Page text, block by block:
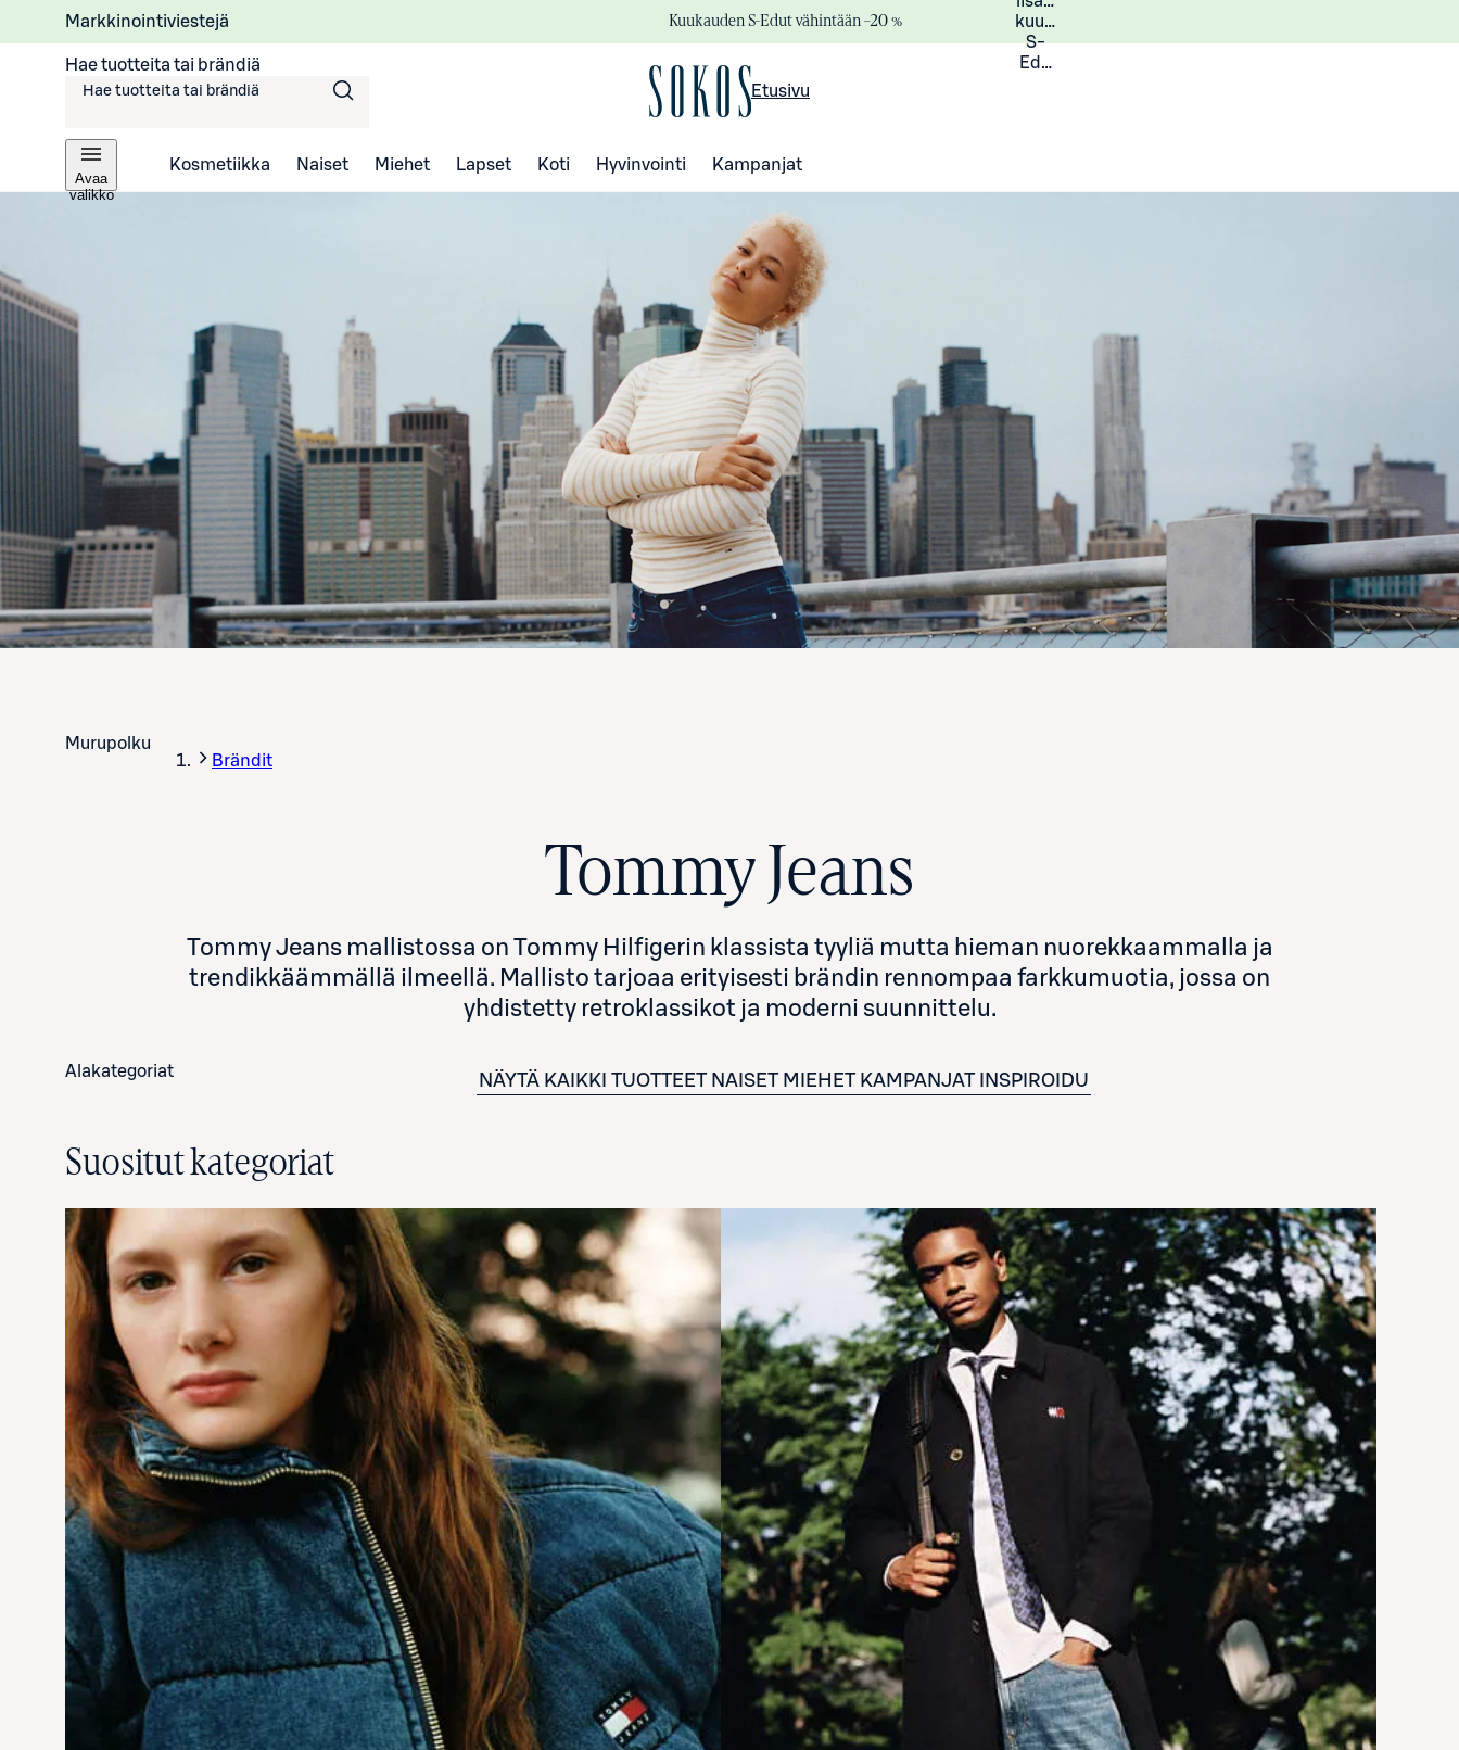
Markkinointiviestejä Kuukauden S-Edut vähintään –20 %
kuukauden
S-
Eduista
Hae tuotteita tai brändiä
Etusivu
Avaa
valikko
Kosmetiikka Naiset Miehet Lapset Koti Hyvinvointi Kampanjat
Murupolku
Brändit
Tommy Jeans
Tommy Jeans mallistossa on Tommy Hilfigerin klassista tyyliä mutta hieman nuorekkaammalla ja
trendikkäämmällä ilmeellä. Mallisto tarjoaa erityisesti brändin rennompaa farkkumuotia, jossa on
yhdistetty retroklassikot ja moderni suunnittelu.
Alakategoriat NÄYTÄ KAIKKI TUOTTEET NAISET MIEHET KAMPANJAT INSPIROIDU
Suositut kategoriat